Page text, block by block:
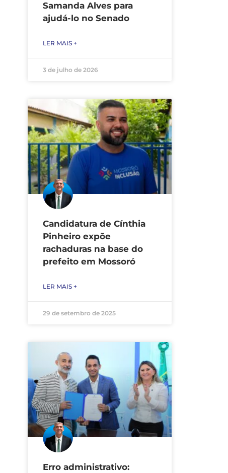
Samanda Alves para
ajudá-lo no Senado
LER MAIS +
3 de julho de 2026
Candidatura de Cínthia
Pinheiro expõe
rachaduras na base do
prefeito em Mossoró
LER MAIS +
29 de setembro de 2025
Erro administrativo: